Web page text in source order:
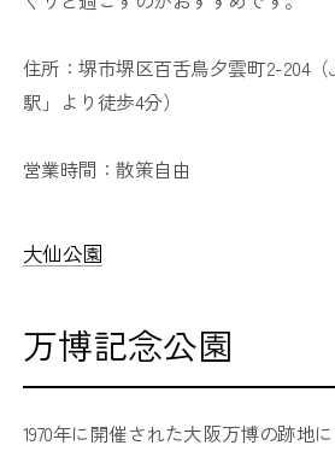
住所：堺市堺区百舌鳥夕雲町2-204
駅」より徒歩4分）
営業時間：散策自由
大仙公園
万博記念公園
1970年に開催された大阪万博の跡地